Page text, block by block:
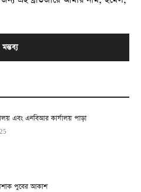
এবং এনবিআর কার্যালয় পাড়া
পুবের আকাশ